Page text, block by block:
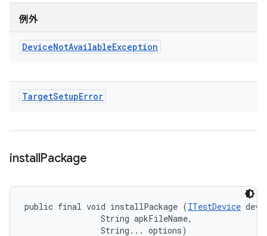
例外
DeviceNotAvailableException
TargetSetupError
installPackage
public final void installPackage (ITestDevice
                String apkFileName,
                String... options)